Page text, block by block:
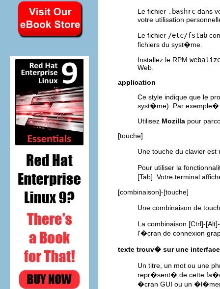
Le fichier .bashrc dans
votre utilisation
Le fichier /etc/fstab
fichiers du syst�me.
Installez le RPM
Web.
application
Ce style indique que le
syst�me). Par
Utilisez Mozilla pour
[touche]
Une touche du clavier
Pour utiliser la
[Tab] . Votre terminal
[combinaison]-[touche]
Une combinaison de
La combinaison [Ctrl]-[Alt]-
l'�cran de connexion
texte trouv� sur une interface
Un titre, un mot ou une
repr�sent� de cette
�cran GUI ou un